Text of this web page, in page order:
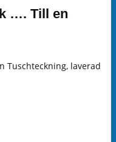
…. Till en
Tuschteckning, laverad